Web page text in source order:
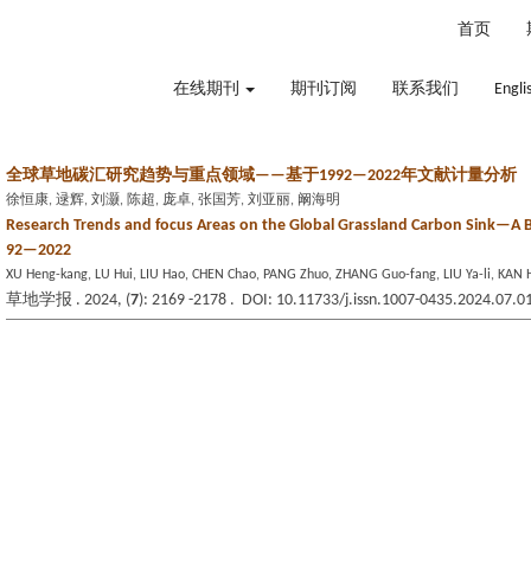
首页
在线期刊 期刊订阅 联系我们
全球草地碳汇研究趋势与重点领域——基于1992—2022年文献计量分析
徐恒康, 逯辉, 刘灏, 陈超, 庞卓, 张国芳, 刘亚丽, 阚海明
Research Trends and focus Areas on the Global Grassland Carbon Sink—A
92—2022
XU Heng-kang, LU Hui, LIU Hao, CHEN Chao, PANG Zhuo, ZHANG Guo-fang, LIU Ya-li, KAN
草地学报 . 2024, (7): 2169 -2178 . DOI: 10.11733/j.issn.1007-